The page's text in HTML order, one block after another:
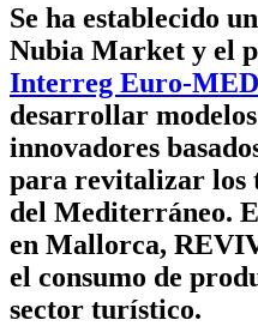
Se ha establecido
Nubia Market y el
Interreg Euro-
desarrollar
innovadores
para revitalizar
del Mediterráneo.
en Mallorca,
el consumo de
sector turístico.